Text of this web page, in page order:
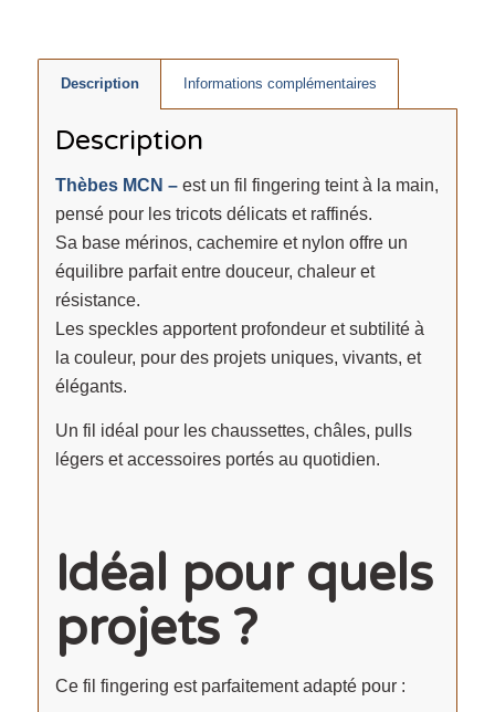
Description Informations complémentaires
Description
Thèbes MCN – est un fil fingering teint à la main,
pensé pour les tricots délicats et raffinés.
Sa base mérinos, cachemire et nylon offre un
équilibre parfait entre douceur, chaleur et
résistance.
Les speckles apportent profondeur et subtilité à
la couleur, pour des projets uniques, vivants, et
élégants.
Un fil idéal pour les chaussettes, châles, pulls
légers et accessoires portés au quotidien.
Idéal pour quels
projets ?
Ce fil fingering est parfaitement adapté pour :